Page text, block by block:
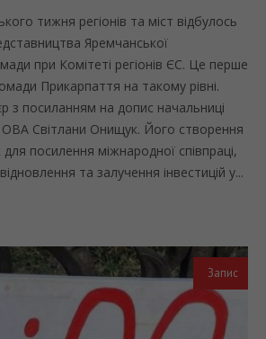
тижня регіонів та міст відбулось
Яремчанської
при Комітеті регіонів ЄС. Це перше
Прикарпаття на такому рівні.
з посиланням на допис начальниці
ОВА Світлани Онищук. Його створення
посилення міжнародної співпраці,
та залучення інвестицій у...
Запис